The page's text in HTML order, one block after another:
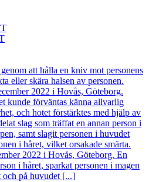
att hålla en kniv mot personens
eller skära halsen av personen.
2022 i Hovås, Göteborg.
kunde förväntas känna allvarlig
och hotet förstärktes med hjälp av
slag som träffat en annan person i
samt slagit personen i huvudet
i håret, vilket orsakade smärta.
2022 i Hovås, Göteborg. En
i håret, sparkat personen i magen
och på huvudet [...]